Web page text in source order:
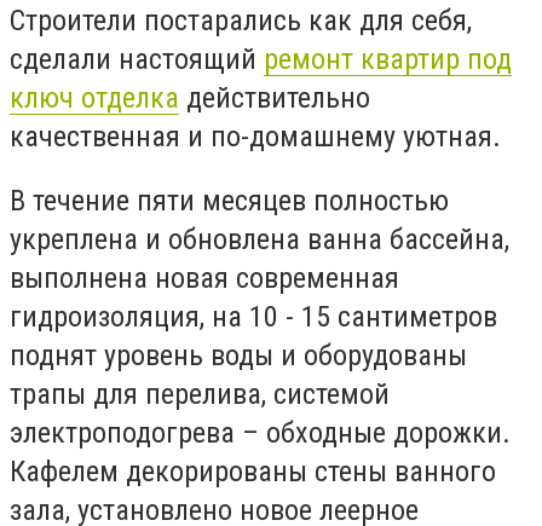
Строители постарались как для себя,
сделали настоящий ремонт квартир под
ключ отделка действительно
качественная и по-домашнему уютная.
В течение пяти месяцев полностью
укреплена и обновлена ванна бассейна,
выполнена новая современная
гидроизоляция, на 10 - 15 сантиметров
поднят уровень воды и оборудованы
трапы для перелива, системой
электроподогрева – обходные дорожки.
Кафелем декорированы стены ванного
зала, установлено новое леерное